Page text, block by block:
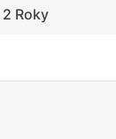
2 Roky